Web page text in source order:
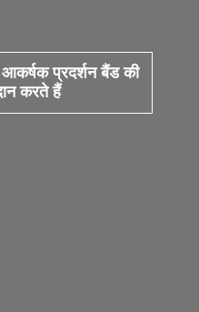
प्रदर्शन बैंड की
करते हैं